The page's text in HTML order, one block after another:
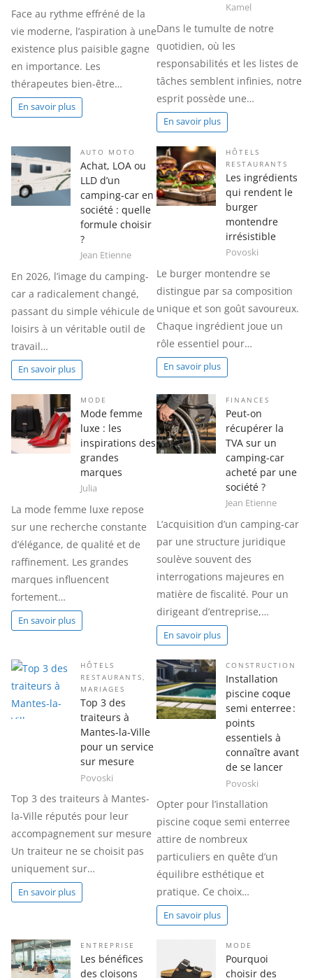
Face au rythme effréné de la
vie moderne, l’aspiration à une
existence plus paisible gagne
en importance. Les
thérapeutes bien-être…
En savoir plus
Kamel
Dans le tumulte de notre
quotidien, où les
responsabilités et les listes de
tâches semblent infinies, notre
esprit possède une…
En savoir plus
AUTO MOTO
Achat, LOA ou
LLD d’un
camping-car en
société : quelle
formule choisir
?
Jean Etienne
En 2026, l’image du camping-
car a radicalement changé,
passant du simple véhicule de
loisirs à un véritable outil de
travail…
En savoir plus
HÔTELS
RESTAURANTS
Les ingrédients
qui rendent le
burger
montendre
irrésistible
Povoski
Le burger montendre se
distingue par sa composition
unique et son goût savoureux.
Chaque ingrédient joue un
rôle essentiel pour…
En savoir plus
MODE
Mode femme
luxe : les
inspirations des
grandes
marques
Julia
La mode femme luxe repose
sur une recherche constante
d’élégance, de qualité et de
raffinement. Les grandes
marques influencent
fortement…
En savoir plus
FINANCES
Peut-on
récupérer la
TVA sur un
camping-car
acheté par une
société ?
Jean Etienne
L’acquisition d’un camping-car
par une structure juridique
soulève souvent des
interrogations majeures en
matière de fiscalité. Pour un
dirigeant d’entreprise,…
En savoir plus
HÔTELS
RESTAURANTS,
MARIAGES
Top 3 des
traiteurs à
Mantes-la-Ville
pour un service
sur mesure
Povoski
Top 3 des traiteurs à Mantes-
la-Ville réputés pour leur
accompagnement sur mesure
Un traiteur ne se choisit pas
uniquement sur…
En savoir plus
CONSTRUCTION
Installation
piscine coque
semi enterree :
points
essentiels à
connaître avant
de se lancer
Povoski
Opter pour l’installation
piscine coque semi enterree
attire de nombreux
particuliers en quête d’un
équilibre esthétique et
pratique. Ce choix…
En savoir plus
ENTREPRISE
Les bénéfices
des cloisons
MODE
Pourquoi
choisir des